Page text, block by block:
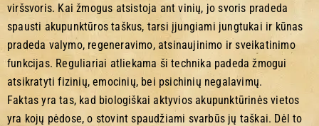
viršsvoris. Kai žmogus atsistoja ant vinių, jo svoris pradeda
spausti akupunktūros taškus, tarsi įjungiami jungtukai ir kūnas
pradeda valymo, regeneravimo, atsinaujinimo ir sveikatinimo
funkcijas. Reguliariai atliekama ši technika padeda žmogui
atsikratyti fizinių, emocinių, bei psichinių negalavimų.
Faktas yra tas, kad biologiškai aktyvios akupunktūrinės vietos
yra kojų pėdose, o stovint spaudžiami svarbūs jų taškai. Dėl to